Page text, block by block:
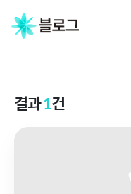
결과1건